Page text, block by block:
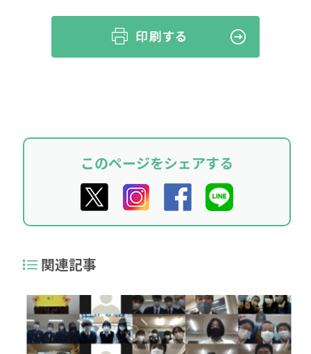
このページをシェアする
関連記事